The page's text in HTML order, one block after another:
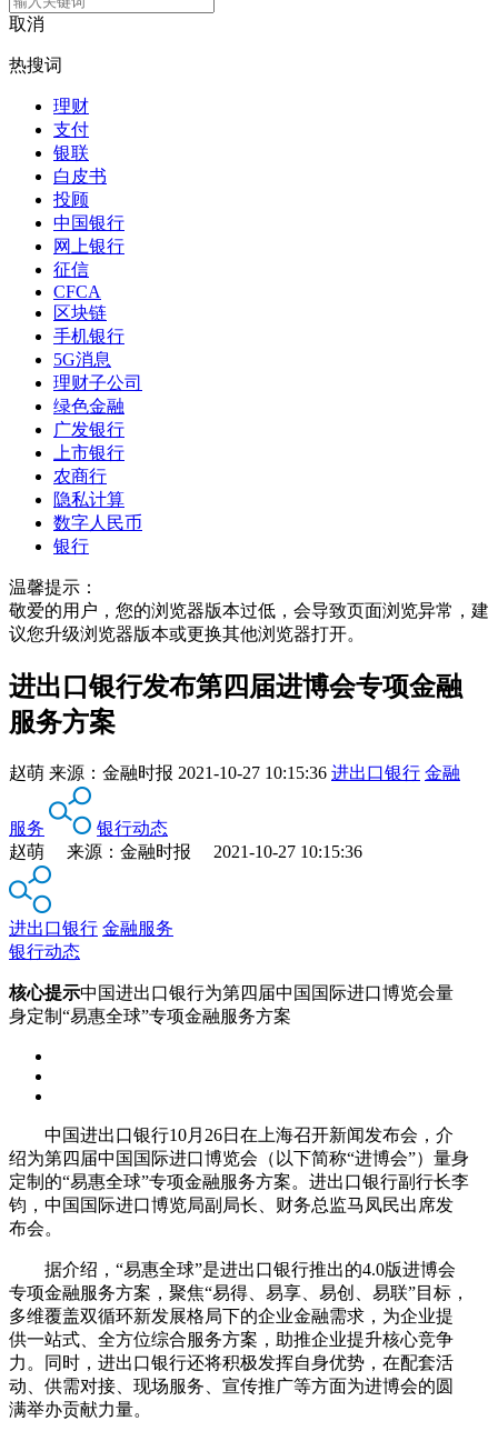
取消
热搜词
理财
支付
银联
白皮书
投顾
中国银行
网上银行
征信
CFCA
区块链
手机银行
5G消息
理财子公司
绿色金融
广发银行
上市银行
农商行
隐私计算
数字人民币
银行
温馨提示：
敬爱的用户，您的浏览器版本过低，会导致页面浏览异常，建
议您升级浏览器版本或更换其他浏览器打开。
进出口银行发布第四届进博会专项金融
服务方案
赵萌 来源： 金融时报 2021-10-27 10:15:36 进出口银行 金融
服务
银行动态
赵萌 来源：金融时报 2021-10-27 10:15:36
进出口银行 金融服务
银行动态
核心提示中国进出口银行为第四届中国国际进口博览会量
身定制“易惠全球”专项金融服务方案
中国进出口银行10月26日在上海召开新闻发布会，介
绍为第四届中国国际进口博览会（以下简称“进博会”）量身
定制的“易惠全球”专项金融服务方案。进出口银行副行长李
钧，中国国际进口博览局副局长、财务总监马凤民出席发
布会。
据介绍，“易惠全球”是进出口银行推出的4.0版进博会
专项金融服务方案，聚焦“易得、易享、易创、易联”目标，
多维覆盖双循环新发展格局下的企业金融需求，为企业提
供一站式、全方位综合服务方案，助推企业提升核心竞争
力。同时，进出口银行还将积极发挥自身优势，在配套活
动、供需对接、现场服务、宣传推广等方面为进博会的圆
满举办贡献力量。